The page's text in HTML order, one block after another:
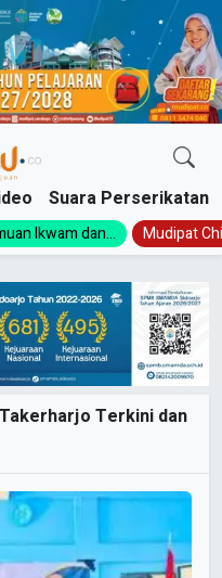
Suara Perserikatan
Ikwam dan...
Mudipat
Terkini dan